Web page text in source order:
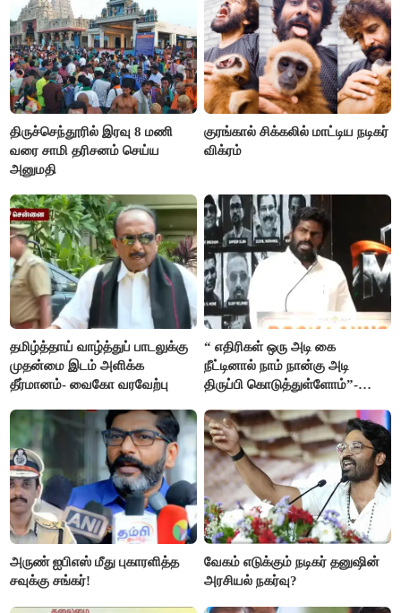
திருச்செந்தூரில் இரவு 8 மணி
வரை சாமி தரிசனம் செய்ய
அனுமதி
குரங்கால் சிக்கலில் மாட்டிய நடிகர்
விக்ரம்
தமிழ்த்தாய் வாழ்த்துப் பாடலுக்கு
முதன்மை இடம் அளிக்க
தீர்மானம்- வைகோ வரவேற்பு
“ எதிரிகள் ஒரு அடி கை
நீட்டினால் நாம் நான்கு அடி
திருப்பி கொடுத்துள்ளோம்”-
அருண் ஐபிஎஸ் மீது புகாரளித்த
சவுக்கு சங்கர்!
வேகம் எடுக்கும் நடிகர் தனுஷின்
அரசியல் நகர்வு?